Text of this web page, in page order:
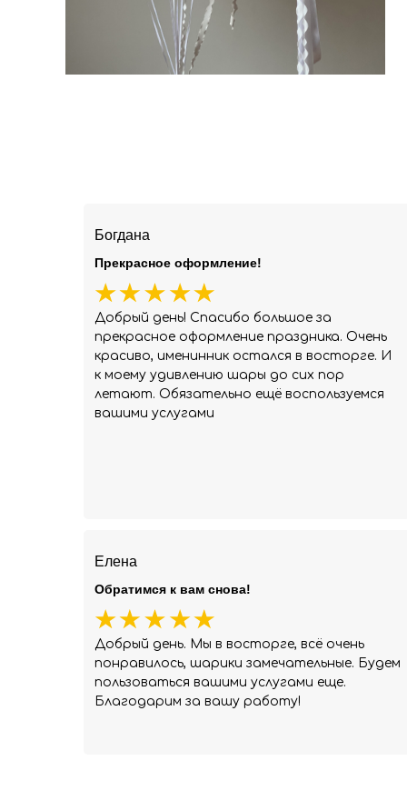
Елена
Добрый день. Мы в восторге, всё очень
понравилось, шарики замечательные. Будем
пользоваться вашими услугами еще.
Благодарим за вашу работу!
Обратимся к вам снова!
Богдана
Добрый день! Спасибо большое за
прекрасное оформление праздника. Очень
красиво, именинник остался в восторге. И
к моему удивлению шары до сих пор
летают. Обязательно ещё воспользуемся
вашими услугами
Прекрасное оформление!